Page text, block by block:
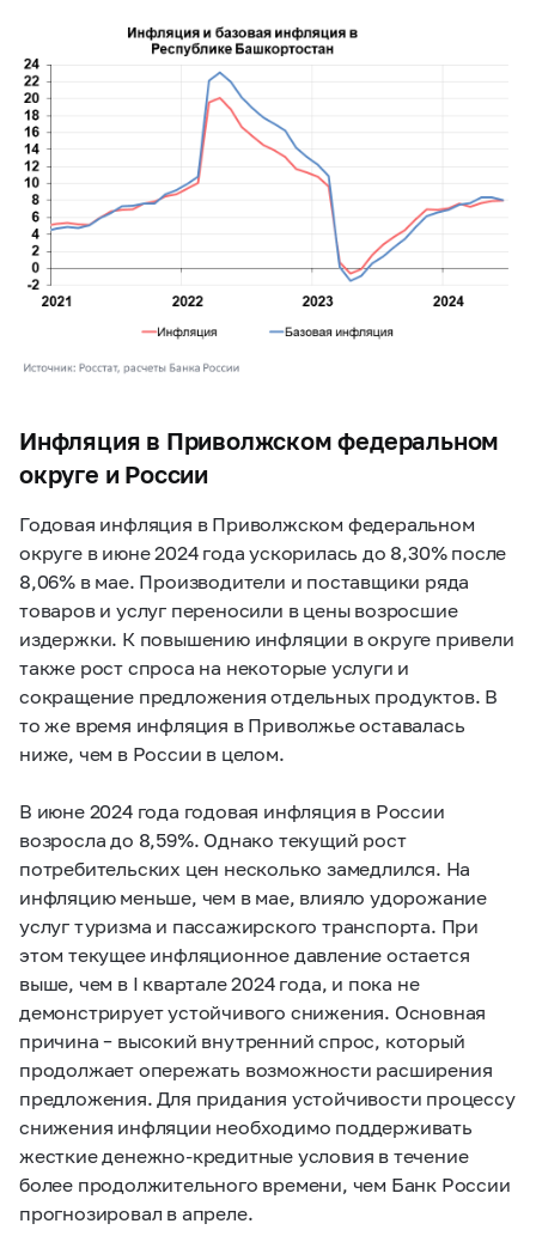
Инфляция в Приволжском федеральном
округе и России
Годовая инфляция в Приволжском федеральном
округе в июне 2024 года ускорилась до 8,30% после
8,06% в мае. Производители и поставщики ряда
товаров и услуг переносили в цены возросшие
издержки. К повышению инфляции в округе привели
также рост спроса на некоторые услуги и
сокращение предложения отдельных продуктов. В
то же время инфляция в Приволжье оставалась
ниже, чем в России в целом.
В июне 2024 года годовая инфляция в России
возросла до 8,59%. Однако текущий рост
потребительских цен несколько замедлился. На
инфляцию меньше, чем в мае, влияло удорожание
услуг туризма и пассажирского транспорта. При
этом текущее инфляционное давление остается
выше, чем в I квартале 2024 года, и пока не
демонстрирует устойчивого снижения. Основная
причина – высокий внутренний спрос, который
продолжает опережать возможности расширения
предложения. Для придания устойчивости процессу
снижения инфляции необходимо поддерживать
жесткие денежно-кредитные условия в течение
более продолжительного времени, чем Банк России
прогнозировал в апреле.